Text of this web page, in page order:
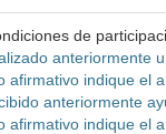
de
anteriormente
afirmativo indique el
anteriormente
afirmativo indique el